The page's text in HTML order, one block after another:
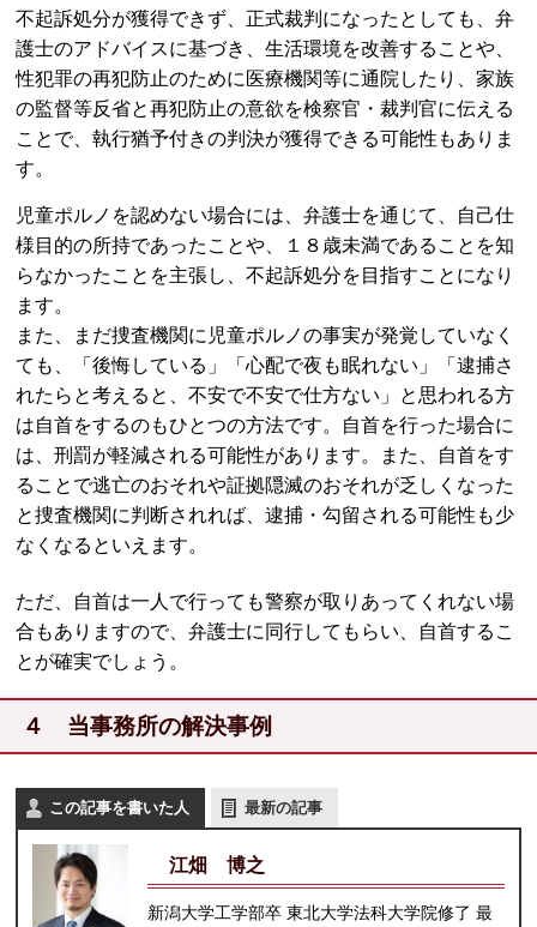
不起訴処分が獲得できず、正式裁判になったとしても、弁
護士のアドバイスに基づき、生活環境を改善することや、
性犯罪の再犯防止のために医療機関等に通院したり、家族
の監督等反省と再犯防止の意欲を検察官・裁判官に伝える
ことで、執行猶予付きの判決が獲得できる可能性もありま
す。
児童ポルノを認めない場合には、弁護士を通じて、自己仕
様目的の所持であったことや、１８歳未満であることを知
らなかったことを主張し、不起訴処分を目指すことになり
ます。
また、まだ捜査機関に児童ポルノの事実が発覚していなく
ても、「後悔している」「心配で夜も眠れない」「逮捕さ
れたらと考えると、不安で不安で仕方ない」と思われる方
は自首をするのもひとつの方法です。自首を行った場合に
は、刑罰が軽減される可能性があります。また、自首をす
ることで逃亡のおそれや証拠隠滅のおそれが乏しくなった
と捜査機関に判断されれば、逮捕・勾留される可能性も少
なくなるといえます。
ただ、自首は一人で行っても警察が取りあってくれない場
合もありますので、弁護士に同行してもらい、自首するこ
とが確実でしょう。
４ 当事務所の解決事例
この記事を書いた人 最新の記事
江畑 博之
新潟大学工学部卒 東北大学法科大学院修了 最